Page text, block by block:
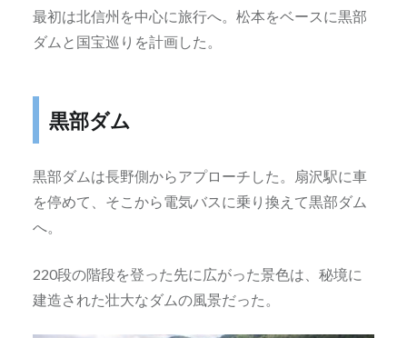
最初は北信州を中心に旅行へ。松本をベースに黒部
ダムと国宝巡りを計画した。
黒部ダム
黒部ダムは長野側からアプローチした。扇沢駅に車
を停めて、そこから電気バスに乗り換えて黒部ダム
へ。
220段の階段を登った先に広がった景色は、秘境に
建造された壮大なダムの風景だった。